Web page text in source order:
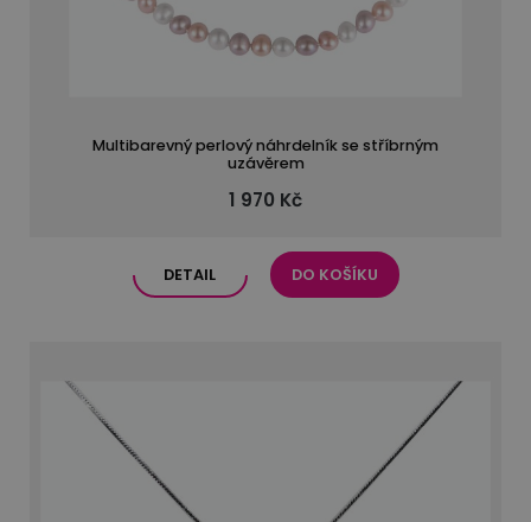
Multibarevný perlový náhrdelník se stříbrným
uzávěrem
1 970 Kč
DETAIL DO KOŠÍKU